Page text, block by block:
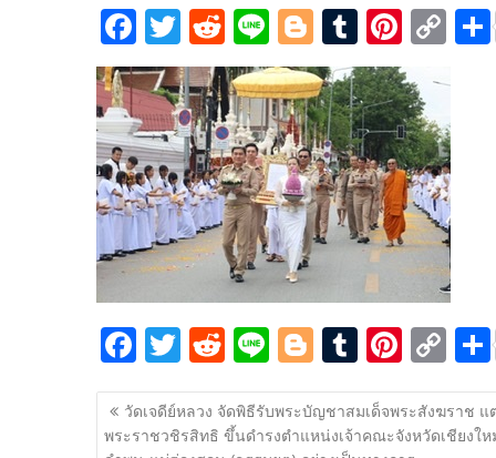
F
ac
e
b
o
o
k
T
w
itt
er
R
e
d
di
t
Li
n
e
Bl
o
g
g
er
T
u
m
bl
r
Pi
nt
er
e
st
C
o
p
y
Li
n
k
F
ac
e
T
w
itt
R
e
d
Li
n
e
Bl
o
g
T
u
m
Pi
nt
er
C
o
p
แนะแนว
เรื่อง
วัดเจดีย์หลวง จัดพิธีรับพระบัญชาสมเด็จพระสังฆราช แ
พระราชวชิรสิทธิ ขึ้นดำรงตำแหน่งเจ้าคณะจังหวัดเชียงให